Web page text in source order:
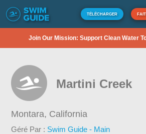
TÉLÉCHARGER
Join Our Mission: Support Clean Water
Martini Creek
Montara, California
Géré Par : Swim Guide - Main